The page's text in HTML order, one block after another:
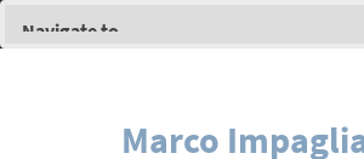
Marco